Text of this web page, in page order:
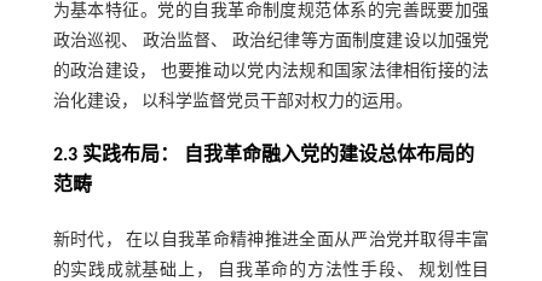
为基本特征。党的自我革命制度规范体系的完善既要加强
政治巡视、 政治监督、 政治纪律等方面制度建设以加强党
的政治建设， 也要推动以党内法规和国家法律相衔接的法
治化建设， 以科学监督党员干部对权力的运用。
2.3 实践布局： 自我革命融入党的建设总体布局的
范畴
新时代， 在以自我革命精神推进全面从严治党并取得丰富
的实践成就基础上， 自我革命的方法性手段、 规划性目